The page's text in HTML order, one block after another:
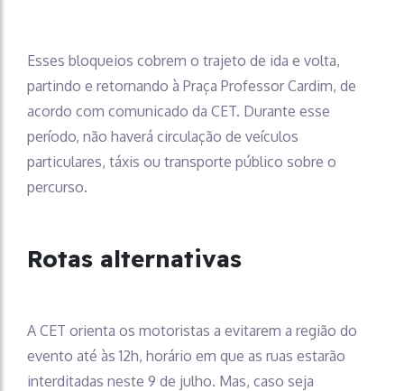
Esses bloqueios cobrem o trajeto de ida e volta,
partindo e retornando à Praça Professor Cardim, de
acordo com comunicado da CET. Durante esse
período, não haverá circulação de veículos
particulares, táxis ou transporte público sobre o
percurso.
Rotas alternativas
A CET orienta os motoristas a evitarem a região do
evento até às 12h, horário em que as ruas estarão
interditadas neste 9 de julho. Mas, caso seja